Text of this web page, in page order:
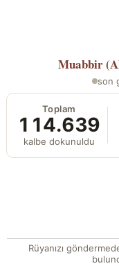
Muabbir
son
Toplam
114.639
kalbe dokunuldu
Rüyanızı